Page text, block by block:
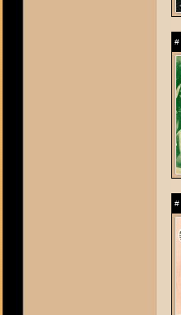
#
#